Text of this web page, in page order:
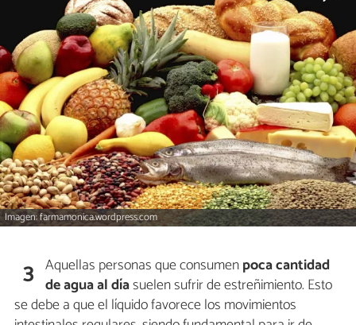
Imagen: farmamonica.wordpress.com
3 Aquellas personas que consumenpoca cantidad
de agua al díasuelen sufrir de estreñimiento. Esto
se debe a que el líquido favorece los movimientos